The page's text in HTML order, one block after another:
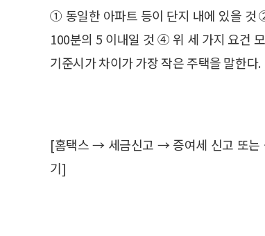
① 동일한 아파트 등이 단지 내에 있을
100분의 5 이내일 것 ④ 위 세 가지 요건
기준시가 차이가 가장 작은 주택을 말한다.
[홈택스 → 세금신고 → 증여세 신고 또
기]